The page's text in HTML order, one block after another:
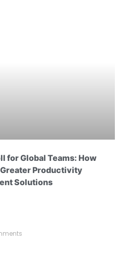
for Global Teams: How
Productivity
Solutions